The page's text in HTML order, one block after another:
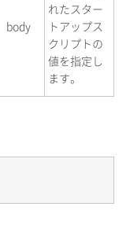
body
れたスター
トアップス
クリプトの
値を指定し
ます。